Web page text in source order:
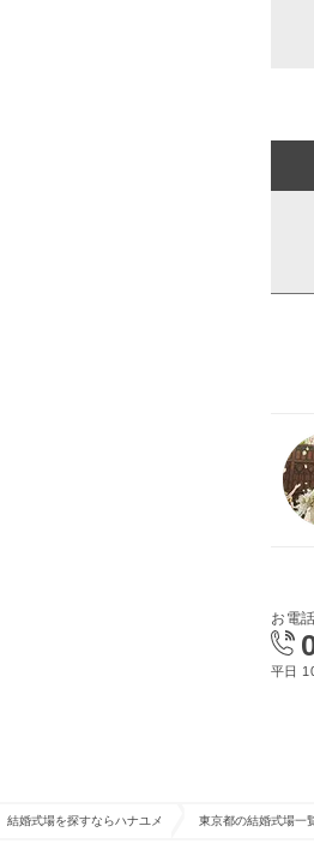
お電
平日
結婚式場を探すならハナユメ 東京都の結婚式場一